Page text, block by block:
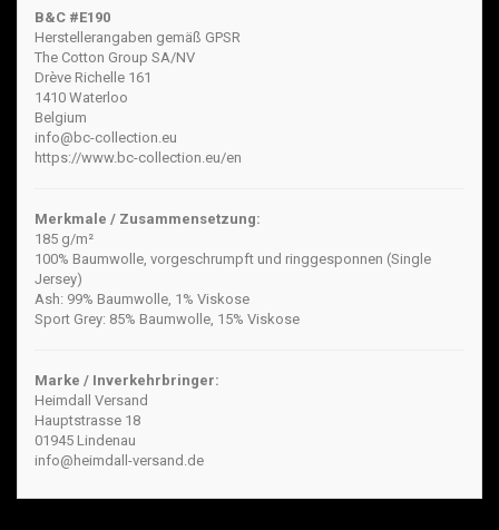
B&C #E190
Herstellerangaben gemäß GPSR
The Cotton Group SA/NV
Drève Richelle 161
1410 Waterloo
Belgium
info@bc-collection.eu
https://www.bc-collection.eu/en
Merkmale / Zusammensetzung:
185 g/m²
100% Baumwolle, vorgeschrumpft und ringgesponnen (Single
Jersey)
Ash: 99% Baumwolle, 1% Viskose
Sport Grey: 85% Baumwolle, 15% Viskose
Marke / Inverkehrbringer:
Heimdall Versand
Hauptstrasse 18
01945 Lindenau
info@heimdall-versand.de